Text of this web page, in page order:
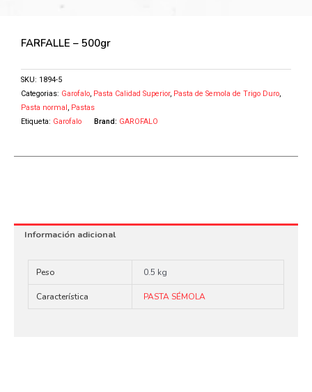
FARFALLE – 500gr
SKU: 1894-5
Categorias: Garofalo, Pasta Calidad Superior, Pasta de Semola de Trigo Duro,
Pasta normal, Pastas
Etiqueta: Garofalo Brand: GAROFALO
Información adicional
Peso 0.5 kg
Característica PASTA SÉMOLA